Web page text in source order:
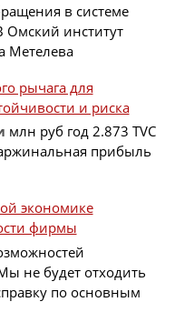
в системе
Омский институт
Метелева
рычага для
и риска
млн руб год 2.873 TVC
прибыль
экономике
фирмы
не будет отходить
по основным